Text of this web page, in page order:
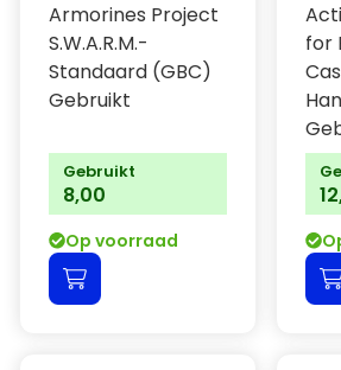
Armorines Project
S.W.A.R.M.-
Standaard (GBC)
Gebruikt
Gebruikt
8,00
Op voorraad
for